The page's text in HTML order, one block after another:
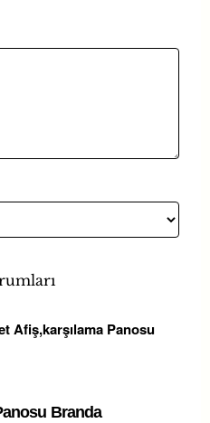
Afiş,karşılama Panosu
Branda